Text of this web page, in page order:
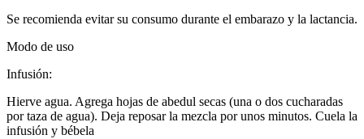
Se recomienda evitar su consumo durante el embarazo y la lactancia.
Modo de uso
Infusión:
Hierve agua. Agrega hojas de abedul secas (una o dos cucharadas
por taza de agua). Deja reposar la mezcla por unos minutos. Cuela la
infusión y bébela